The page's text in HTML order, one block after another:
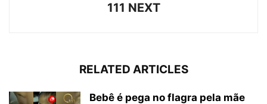
111 NEXT
RELATED ARTICLES
Bebê é pega no flagra pela mãe